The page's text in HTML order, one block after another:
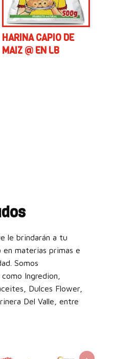
HARINA CAPIO DE
MAIZ @ EN LB
le brindarán a tu
en materias primas e
Somos
Ingredion,
Dulces Flower,
Del Valle, entre